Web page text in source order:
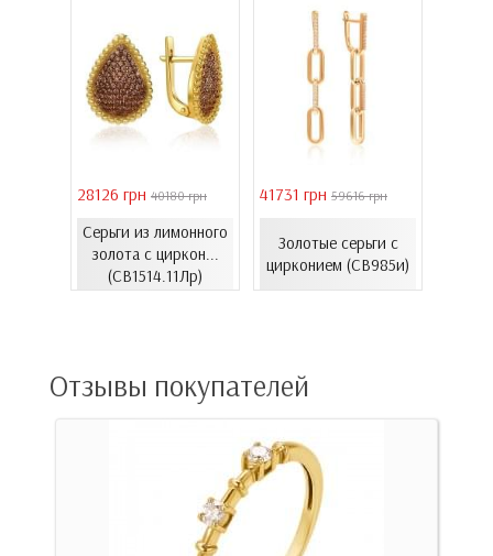
28126 грн 40180 грн
Серьги из лимонного
золота с циркон...
(СВ1514.11Лр)
41731 грн 59616 грн
Золотые серьги с
цирконием (СВ985и)
Отзывы покупателей